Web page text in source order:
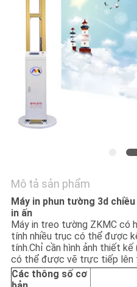
TỨC
CÁC
TRƯỜNG
HỢP
CẦU
BÁO
GIÁ
SƠ
Mô tả sản phẩm
Máy in phun tường 3d
in ấn
Máy in treo tường ZKMC có
tính nhiều trục có thể được
tính.Chỉ cần hình ảnh thiết kế
có thể được vẽ trực tiếp lên
Các thông số cơ